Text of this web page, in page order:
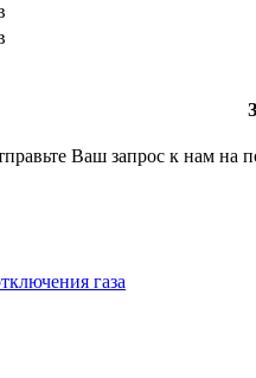
Ваш запрос к нам на
газа